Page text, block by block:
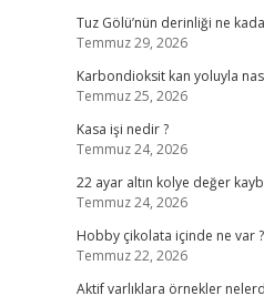
Tuz Gölü’nün derinliği ne
Temmuz 29, 2026
Karbondioksit kan yoluyla
Temmuz 25, 2026
Kasa işi nedir ?
Temmuz 24, 2026
22 ayar altın kolye değer
Temmuz 24, 2026
Hobby çikolata içinde ne var ?
Temmuz 22, 2026
Aktif varlıklara örnekler